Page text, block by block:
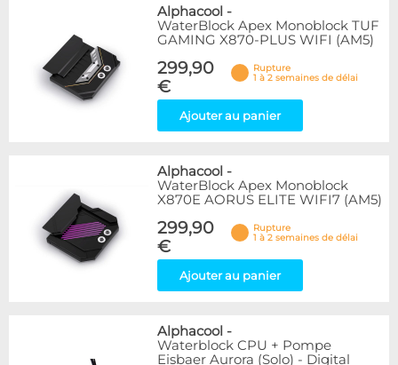
Alphacool -
WaterBlock Apex Monoblock TUF
GAMING X870-PLUS WIFI (AM5)
299,90
€
Rupture
1 à 2 semaines de délai
Ajouter au panier
Alphacool -
WaterBlock Apex Monoblock
X870E AORUS ELITE WIFI7 (AM5)
299,90
€
Rupture
1 à 2 semaines de délai
Ajouter au panier
Alphacool -
Waterblock CPU + Pompe
Eisbaer Aurora (Solo) - Digital